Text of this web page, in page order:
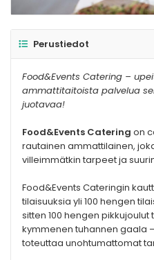
Perustiedot
Food&Events Catering –
ammattitaitoista palvelua
juotavaa!
Food&Events Catering on
rautainen ammattilainen,
villeimmätkin tarpeet ja
Food&Events Cateringin
tilaisuuksia yli 100 hengen
sitten 100 hengen
kymmenen tuhannen gaala
toteuttaa unohtumattomat